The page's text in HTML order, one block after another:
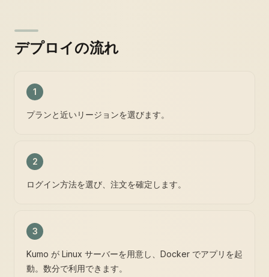
デプロイの流れ
1
プランと近いリージョンを選びます。
2
ログイン方法を選び、注文を確定します。
3
Kumo が Linux サーバーを用意し、Docker でアプリを起
動。数分で利用できます。